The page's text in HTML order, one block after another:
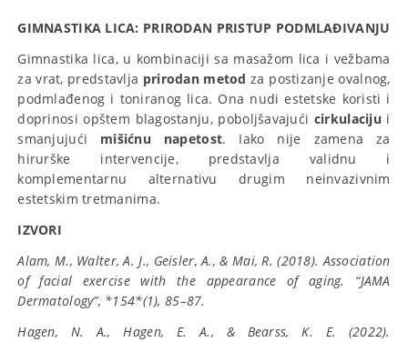
GIMNASTIKA LICA: PRIRODAN PRISTUP PODMLAĐIVANJU
Gimnastika lica, u kombinaciji sa masažom lica i vežbama
za vrat, predstavlja prirodan metod za postizanje ovalnog,
podmlađenog i toniranog lica. Ona nudi estetske koristi i
doprinosi opštem blagostanju, poboljšavajući cirkulaciju i
smanjujući mišićnu napetost. Iako nije zamena za
hirurške intervencije, predstavlja validnu i
komplementarnu alternativu drugim neinvazivnim
estetskim tretmanima.
IZVORI
Alam, M., Walter, A. J., Geisler, A., & Mai, R. (2018).Association
of facial exercise with the appearance of aging. “JAMA
Dermatology”, *154*(1), 85–87.
Hagen, N. A., Hagen, E. A., & Bearss, K. E. (2022).